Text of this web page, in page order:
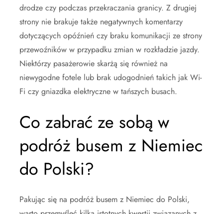
drodze czy podczas przekraczania granicy. Z drugiej
strony nie brakuje także negatywnych komentarzy
dotyczących opóźnień czy braku komunikacji ze strony
przewoźników w przypadku zmian w rozkładzie jazdy.
Niektórzy pasażerowie skarżą się również na
niewygodne fotele lub brak udogodnień takich jak Wi-
Fi czy gniazdka elektryczne w tańszych busach.
Co zabrać ze sobą w
podróż busem z Niemiec
do Polski?
Pakując się na podróż busem z Niemiec do Polski,